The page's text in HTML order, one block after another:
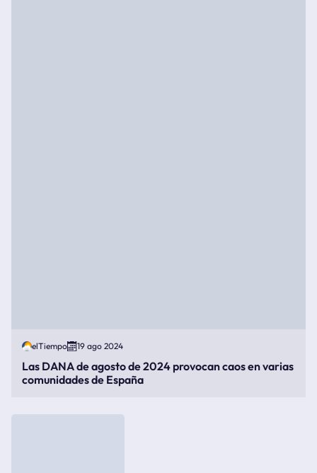
elTiempo 19 ago 2024
Las DANA de agosto de 2024 provocan caos en varias
comunidades de España